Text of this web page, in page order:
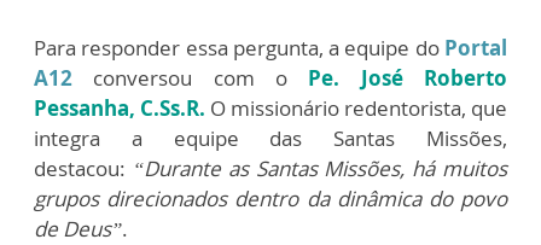
Para responder essa pergunta, a equipe doPortal
A12 conversou com o Pe. José Roberto
Pessanha, C.Ss.R. O missionário redentorista, que
integra a equipe das Santas Missões,
destacou: “Durante as Santas Missões, há muitos
grupos direcionados dentro da dinâmica do povo
de Deus”.